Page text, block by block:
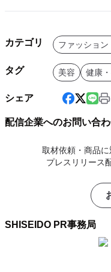
カテゴリ ファッション
タグ 美容 健康
シェア
配信企業へのお問い合
取材依頼・商品に
プレスリリース
SHISEIDO PR事務局